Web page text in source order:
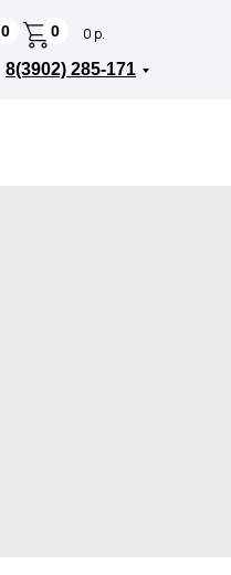
8(3902) 285-171
0 0 р.
0